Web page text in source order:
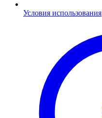
Условия использования